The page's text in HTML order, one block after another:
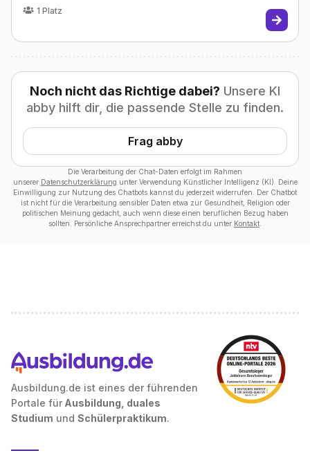
1 Platz
Noch nicht das Richtige dabei? Unsere KI
abby hilft dir, die passende Stelle zu finden.
Frag abby
Die Verarbeitung der Chat-Daten erfolgt im Rahmen
unserer Datenschutzerklärung unter Verwendung Künstlicher Intelligenz (KI). Deine
Einwilligung zur Nutzung des Chatbots kannst du jederzeit widerrufen. Der Chatbot
ist nicht für die Verarbeitung sensibler Daten etwa zur Gesundheit, Religion oder
politischen Meinung gedacht, auch wenn diese einen beruflichen Bezug haben
sollten. Persönliche Ansprechpartner erreichst du unter Kontakt
Ausbildung.de ist eines der führenden
Portale für Ausbildung, duales
Studium und Schülerpraktikum.